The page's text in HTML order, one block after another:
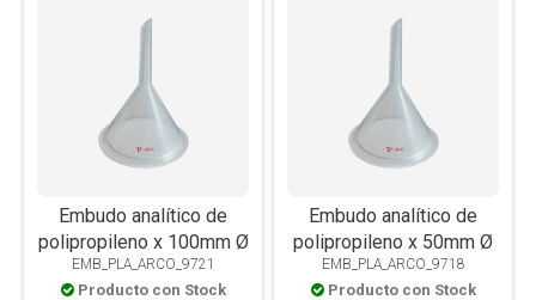
Embudo analítico de
polipropileno x 100mm Ø
EMB_PLA_ARCO_9721
Producto con Stock
Embudo analítico de
polipropileno x 50mm Ø
EMB_PLA_ARCO_9718
Producto con Stock